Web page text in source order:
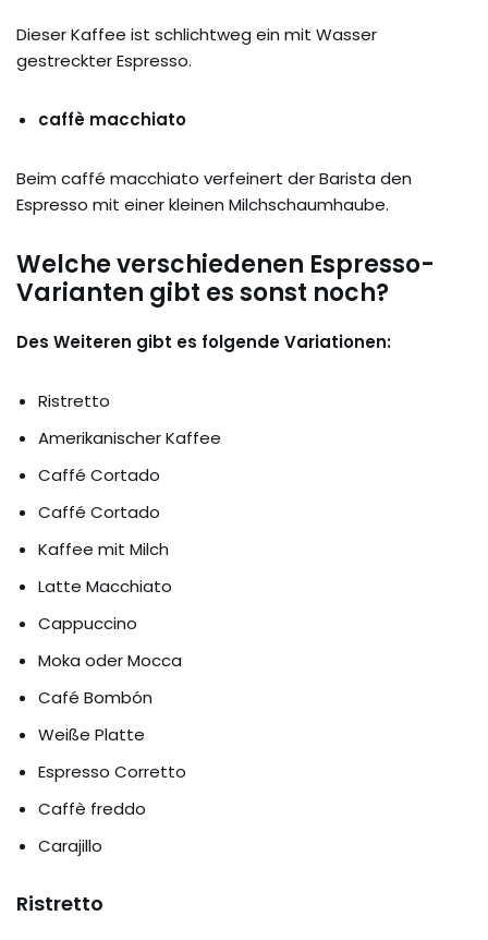
Dieser Kaffee ist schlichtweg ein mit Wasser
gestreckter Espresso.
caffè macchiato
Beim caffé macchiato verfeinert der Barista den
Espresso mit einer kleinen Milchschaumhaube.
Welche verschiedenen Espresso-
Varianten gibt es sonst noch?
Des Weiteren gibt es folgende Variationen:
Ristretto
Amerikanischer Kaffee
Caffé Cortado
Caffé Cortado
Kaffee mit Milch
Latte Macchiato
Cappuccino
Moka oder Mocca
Café Bombón
Weiße Platte
Espresso Corretto
Caffè freddo
Carajillo
Ristretto